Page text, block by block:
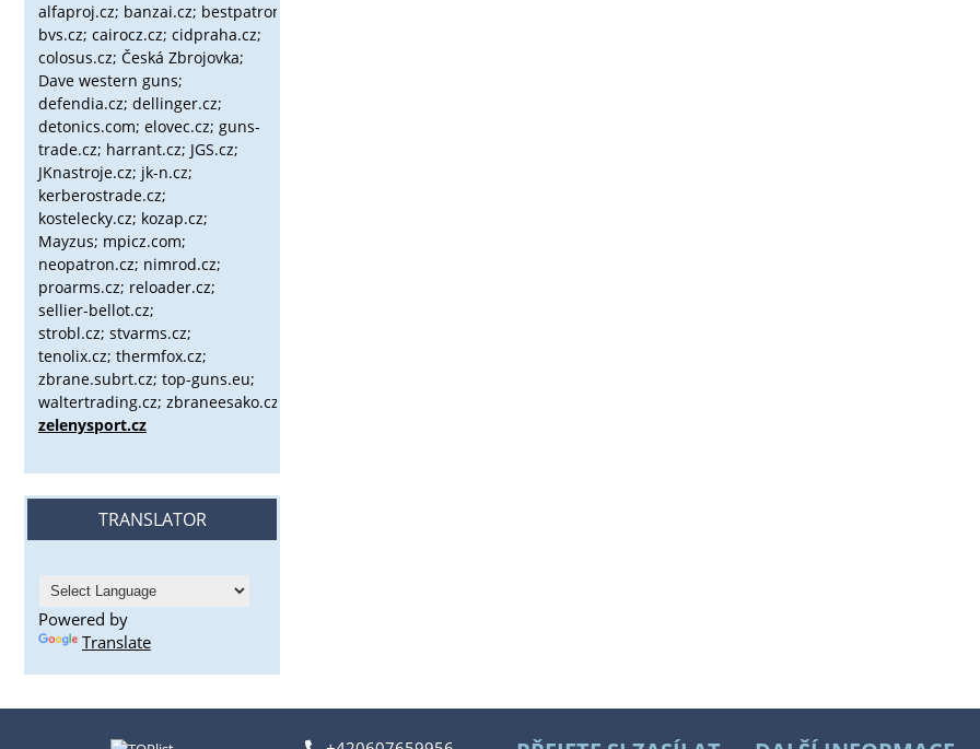
alfaproj.cz; banzai.cz; bestpatron.eu;
bvs.cz; cairocz.cz; cidpraha.cz;
colosus.cz; Česká Zbrojovka;
Dave western guns;
defendia.cz; dellinger.cz;
detonics.com; elovec.cz; guns-
trade.cz; harrant.cz; JGS.cz;
JKnastroje.cz; jk-n.cz;
kerberostrade.cz;
kostelecky.cz; kozap.cz;
Mayzus; mpicz.com;
neopatron.cz; nimrod.cz;
proarms.cz; reloader.cz;
sellier-bellot.cz;
strobl.cz; stvarms.cz;
tenolix.cz; thermfox.cz;
zbrane.subrt.cz; top-guns.eu;
waltertrading.cz; zbraneesako.cz;
zelenysport.cz
TRANSLATOR
Powered by
Translate